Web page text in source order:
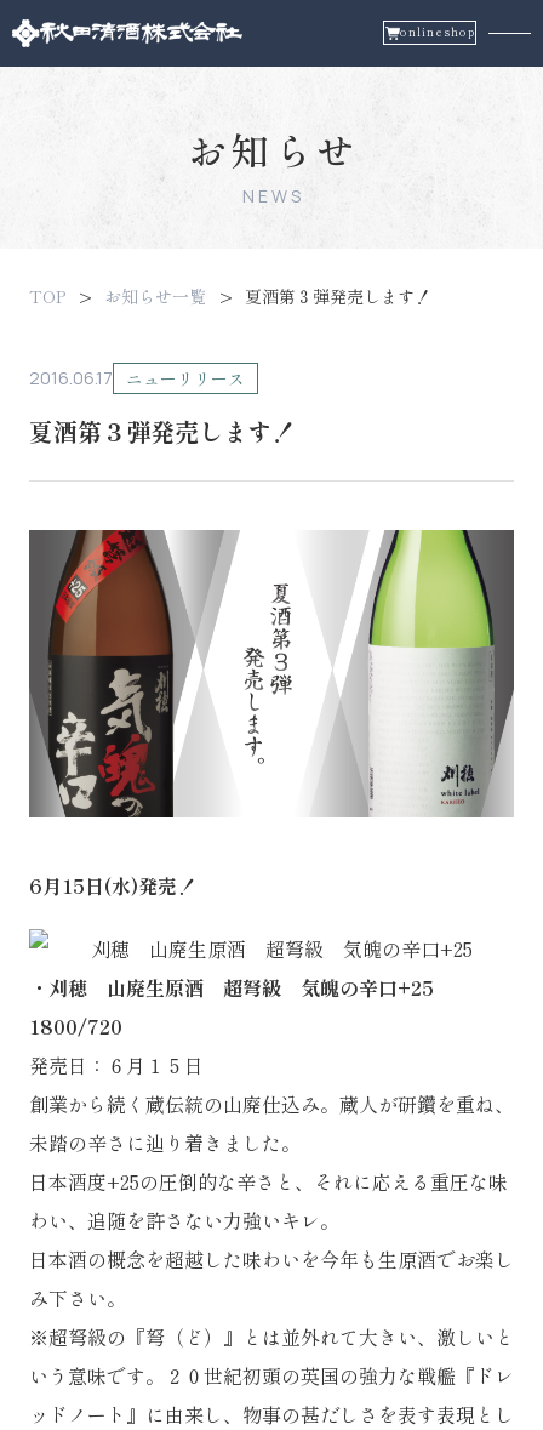
onlineshop
お知らせ
NEWS
TOP お知らせ一覧 夏酒第３弾発売します！
2016.06.17 ニューリリース
夏酒第３弾発売します！
6月15日(水)発売！
・刈穂 山廃生原酒 超弩級 気魄の辛口+25
1800/720
発売日：６月１５日
創業から続く蔵伝統の山廃仕込み。蔵人が研鑽を重ね、
未踏の辛さに辿り着きました。
日本酒度+25の圧倒的な辛さと、それに応える重圧な味
わい、追随を許さない力強いキレ。
日本酒の概念を超越した味わいを今年も生原酒でお楽し
み下さい。
※超弩級の『弩（ど）』とは並外れて大きい、激しいと
いう意味です。２０世紀初頭の英国の強力な戦艦『ドレ
ッドノート』に由来し、物事の甚だしさを表す表現とし